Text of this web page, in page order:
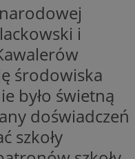
i
środowiska
było świetną
doświadczeń
szkoły